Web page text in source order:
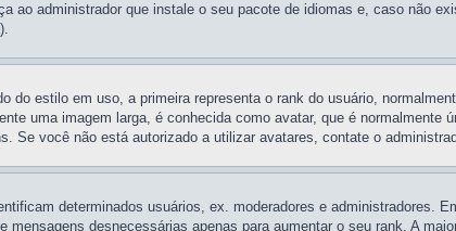
ao administrador que instale o seu pacote de idiomas e, caso não
estilo em uso, a primeira representa o rank do usuário,
uma imagem larga, é conhecida como avatar, que é normalmente
você não está autorizado a utilizar avatares, contate o
determinados usuários, ex. moderadores e administradores.
desnecessárias apenas para aumentar o seu rank. A